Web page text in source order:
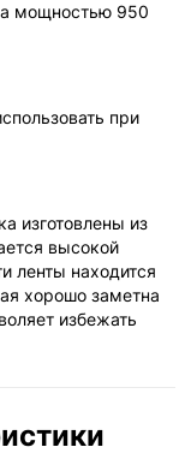
мощностью 950
при
изготовлены из
высокой
ленты находится
хорошо заметна
избежать